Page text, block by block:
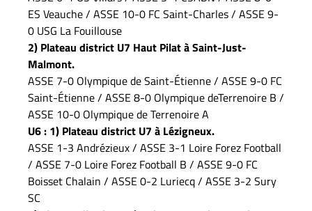
ES Veauche / ASSE 10-0 FC Saint-Charles / ASSE 9-
0 USG La Fouillouse
2) Plateau district U7 Haut Pilat à Saint-Just-
Malmont.
ASSE 7-0 Olympique de Saint-Étienne / ASSE 9-0 FC
Saint-Étienne / ASSE 8-0 Olympique deTerrenoire B /
ASSE 10-0 Olympique de Terrenoire A
U6 : 1) Plateau district U7 à Lézigneux.
ASSE 1-3 Andrézieux / ASSE 3-1 Loire Forez Football
/ ASSE 7-0 Loire Forez Football B / ASSE 9-0 FC
Boisset Chalain / ASSE 0-2 Luriecq / ASSE 3-2 Sury
SC